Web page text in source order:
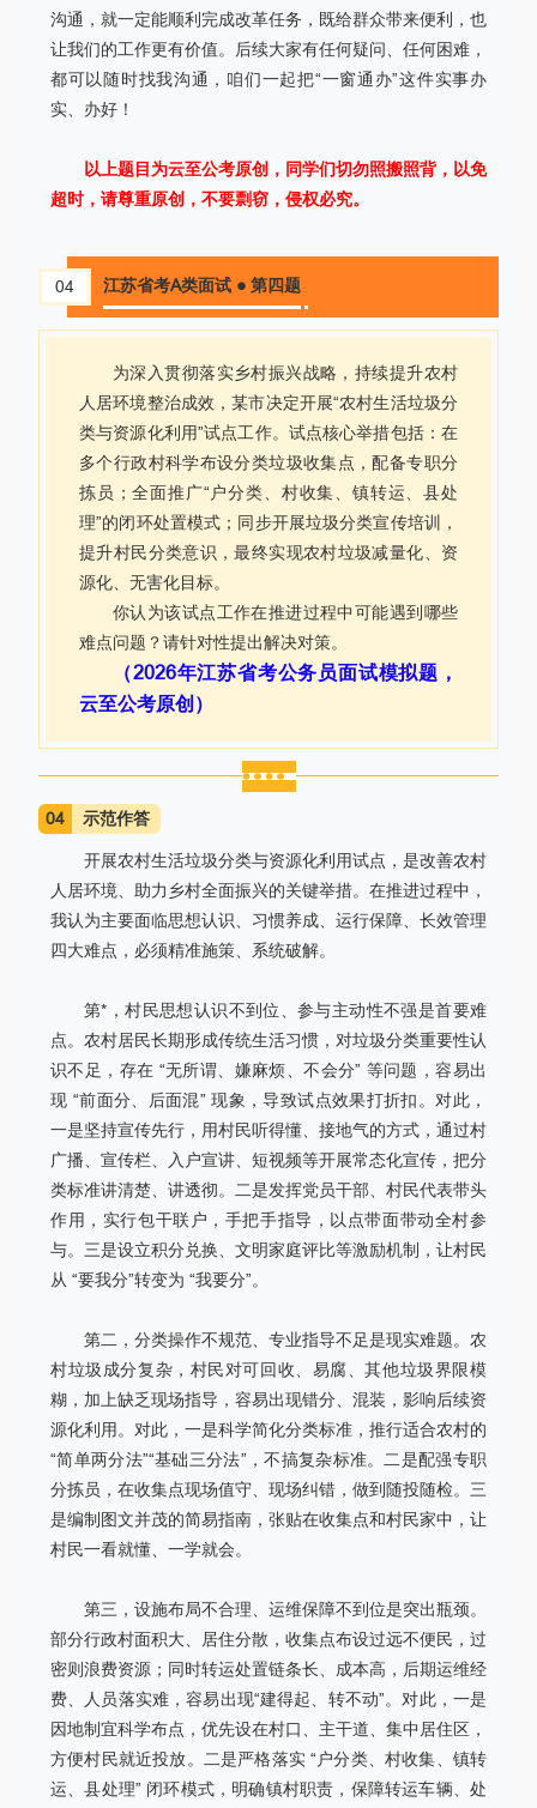
沟通，就一定能顺利完成改革任务，既给群众带来便利，也
让我们的工作更有价值。后续大家有任何疑问、任何困难，
都可以随时找我沟通，咱们一起把“一窗通办”这件实事办
实、办好！
以上题目为云至公考原创，同学们切勿照搬照背，以免
超时，请尊重原创，不要剽窃，侵权必究。
04 江苏省考A类面试 ● 第四题
为深入贯彻落实乡村振兴战略，持续提升农村
人居环境整治成效，某市决定开展“农村生活垃圾分
类与资源化利用”试点工作。试点核心举措包括：在
多个行政村科学布设分类垃圾收集点，配备专职分
拣员；全面推广“户分类、村收集、镇转运、县处
理”的闭环处置模式；同步开展垃圾分类宣传培训，
提升村民分类意识，最终实现农村垃圾减量化、资
源化、无害化目标。
你认为该试点工作在推进过程中可能遇到哪些
难点问题？请针对性提出解决对策。
（2026年江苏省考公务员面试模拟题，
云至公考原创）
04 示范作答
开展农村生活垃圾分类与资源化利用试点，是改善农村
人居环境、助力乡村全面振兴的关键举措。在推进过程中，
我认为主要面临思想认识、习惯养成、运行保障、长效管理
四大难点，必须精准施策、系统破解。
第*，村民思想认识不到位、参与主动性不强是首要难
点。农村居民长期形成传统生活习惯，对垃圾分类重要性认
识不足，存在 “无所谓、嫌麻烦、不会分” 等问题，容易出
现 “前面分、后面混” 现象，导致试点效果打折扣。对此，
一是坚持宣传先行，用村民听得懂、接地气的方式，通过村
广播、宣传栏、入户宣讲、短视频等开展常态化宣传，把分
类标准讲清楚、讲透彻。二是发挥党员干部、村民代表带头
作用，实行包干联户，手把手指导，以点带面带动全村参
与。三是设立积分兑换、文明家庭评比等激励机制，让村民
从 “要我分”转变为 “我要分”。
第二，分类操作不规范、专业指导不足是现实难题。农
村垃圾成分复杂，村民对可回收、易腐、其他垃圾界限模
糊，加上缺乏现场指导，容易出现错分、混装，影响后续资
源化利用。对此，一是科学简化分类标准，推行适合农村的
“简单两分法”“基础三分法”，不搞复杂标准。二是配强专职
分拣员，在收集点现场值守、现场纠错，做到随投随检。三
是编制图文并茂的简易指南，张贴在收集点和村民家中，让
村民一看就懂、一学就会。
第三，设施布局不合理、运维保障不到位是突出瓶颈。
部分行政村面积大、居住分散，收集点布设过远不便民，过
密则浪费资源；同时转运处置链条长、成本高，后期运维经
费、人员落实难，容易出现“建得起、转不动”。对此，一是
因地制宜科学布点，优先设在村口、主干道、集中居住区，
方便村民就近投放。二是严格落实 “户分类、村收集、镇转
运、县处理” 闭环模式，明确镇村职责，保障转运车辆、处